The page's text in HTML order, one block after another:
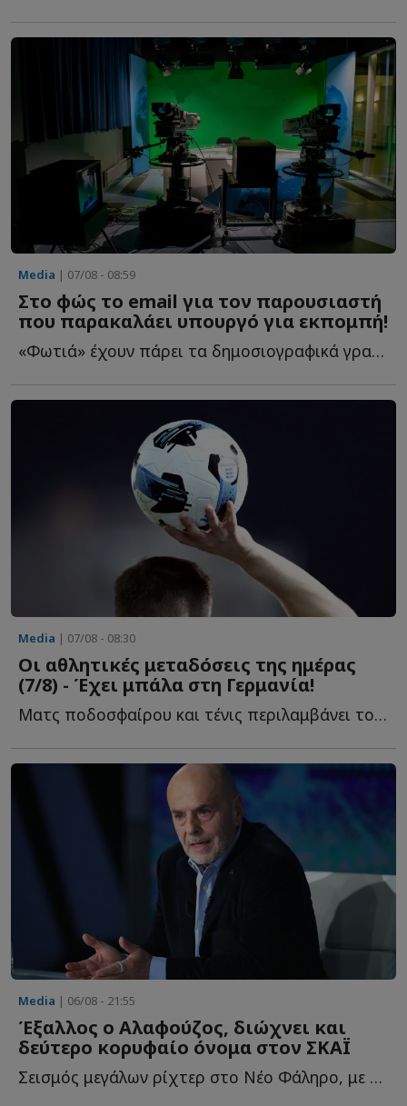
Media | 07/08 - 08:59
Στο φώς το email για τον παρουσιαστή
που παρακαλάει υπουργό για εκπομπή!
«Φωτιά» έχουν πάρει τα δημοσιογραφικά γραφεία τις τ...
Media | 07/08 - 08:30
Οι αθλητικές μεταδόσεις της ημέρας
(7/8) - Έχει μπάλα στη Γερμανία!
Ματς ποδοσφαίρου και τένις περιλαμβάνει το πρόγραμμα μ...
Media | 06/08 - 21:55
Έξαλλος ο Αλαφούζος, διώχνει και
δεύτερο κορυφαίο όνομα στον ΣΚΑΪ
Σεισμός μεγάλων ρίχτερ στο Νέο Φάληρο, με τον Γιάννη Α...